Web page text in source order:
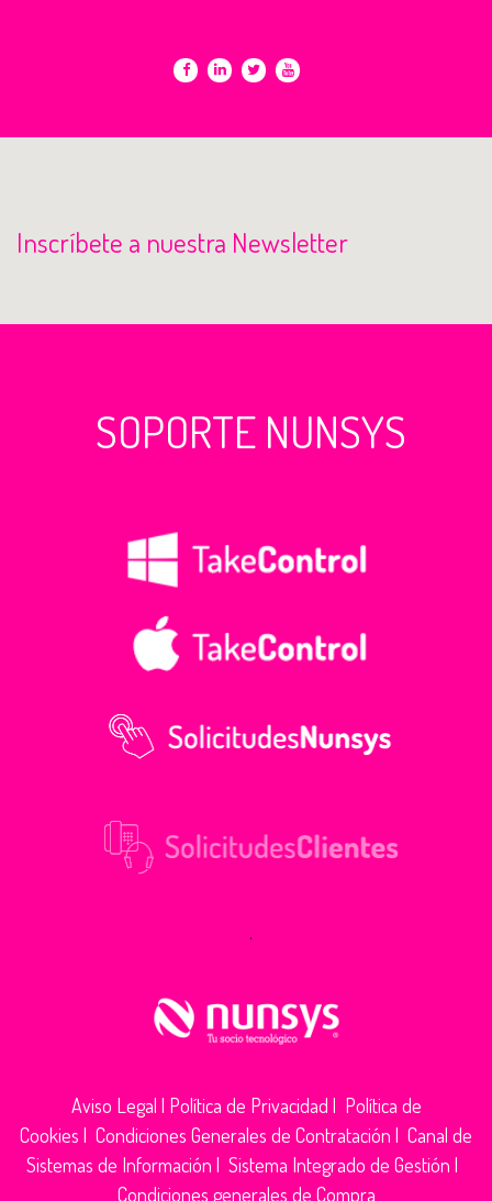
Inscríbete a nuestra Newsletter
SOPORTE NUNSYS
.
Aviso Legal | Política de Privacidad | Política de
Cookies | Condiciones Generales de Contratación | Canal de
Sistemas de Información | Sistema Integrado de Gestión |
Condiciones generales de Compra